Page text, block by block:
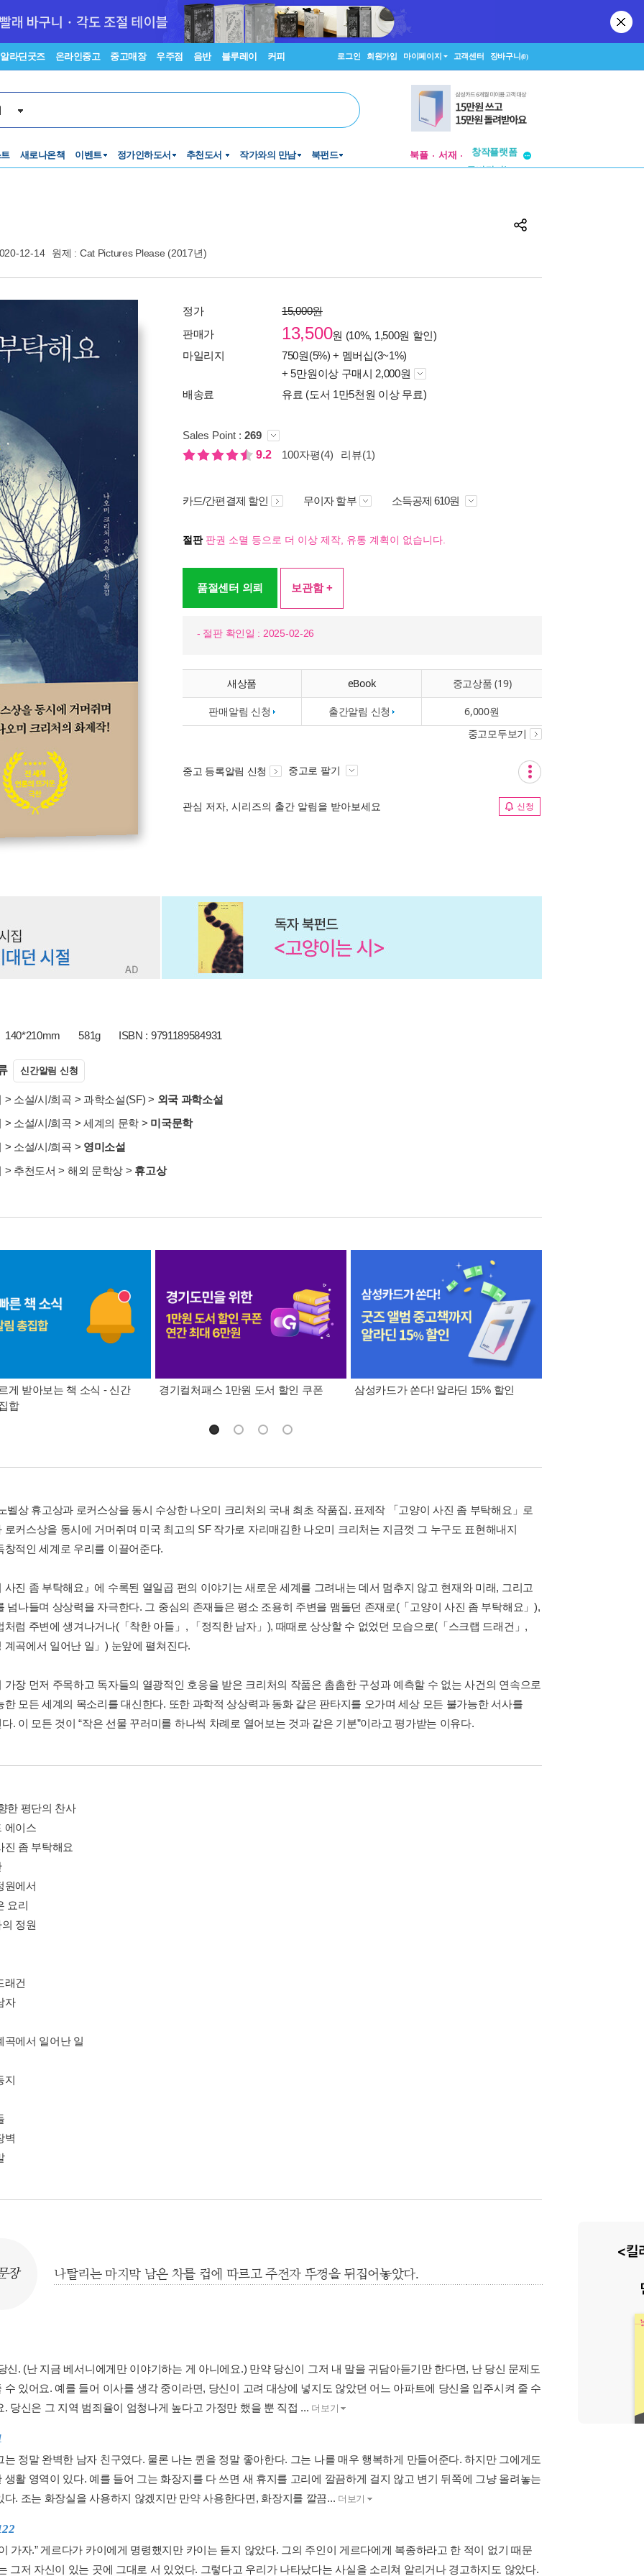
알라딘굿즈 온라인중고 중고매장 우주점 음반 블루레이 커피 로그인 회원가입 마이페이지 고객센터 장바구니(0)
새로나온책 이벤트 정가인하도서 추천도서 작가와의 만남 북펀드 북플 서재
투비컨티뉴드
12-14 원제 : Cat Pictures Please (2017년)
정가
15,000원
판매가
13,500원 (10%, 1,500원 할인)
마일리지
750원(5%) + 멤버십(3~1%)
+ 5만원이상 구매시 2,000원
배송료
유료 (도서 1만5천원 이상 무료)
Sales Point : 269
9.2
100자평(4) 리뷰(1)
카드/간편결제 할인 무이자 할부 소득공제 610원
절판판권 소멸 등으로 더 이상 제작, 유통 계획이 없습니다.
품절센터 의뢰 보관함 +
- 절판 확인일 : 2025-02-26
새상품 eBook 중고상품 (19)
판매알림 신청 출간알림 신청 6,000원
중고모두보기
중고 등록알림 신청 중고로 팔기
관심 저자, 시리즈의 출간 알림을 받아보세요 신청
140*210mm 581g ISBN : 9791189584931
신간알림 신청
> 소설/시/희곡 > 과학소설(SF) > 외국 과학소설
> 소설/시/희곡 > 세계의 문학 > 미국문학
> 소설/시/희곡 > 영미소설
> 추천도서 > 해외 문학상 > 휴고상
게 받아보는 책 소식 - 신간
합
경기컬처패스 1만원 도서 할인 쿠폰 삼성카드가 쏜다! 알라딘 15% 할인
벨상 휴고상과 로커스상을 동시 수상한 나오미 크리처의 국내 최초 작품집. 표제작 「고양이 사진 좀 부탁해요」로
로커스상을 동시에 거머쥐며 미국 최고의 SF 작가로 자리매김한 나오미 크리처는 지금껏 그 누구도 표현해내지
창적인 세계로 우리를 이끌어준다.
사진 좀 부탁해요』에 수록된 열일곱 편의 이야기는 새로운 세계를 그려내는 데서 멈추지 않고 현재와 미래, 그리고
넘나들며 상상력을 자극한다. 그 중심의 존재들은 평소 조용히 주변을 맴돌던 존재로(「고양이 사진 좀 부탁해요」),
처럼 주변에 생겨나거나(「착한 아들」, 「정직한 남자」), 때때로 상상할 수 없었던 모습으로(「스크랩 드래건」,
계곡에서 일어난 일」) 눈앞에 펼쳐진다.
가장 먼저 주목하고 독자들의 열광적인 호응을 받은 크리처의 작품은 촘촘한 구성과 예측할 수 없는 사건의 연속으로
한 모든 세계의 목소리를 대신한다. 또한 과학적 상상력과 동화 같은 판타지를 오가며 세상 모든 불가능한 서사를
. 이 모든 것이 “작은 선물 꾸러미를 하나씩 차례로 열어보는 것과 같은 기분”이라고 평가받는 이유다.
한 평단의 찬사
에이스
진 좀 부탁해요
원에서
요리
정원
래건
자
곡에서 일어난 일
지
벽
장 나탈리는 마지막 남은 차를 컵에 따르고 주전자 뚜껑을 뒤집어놓았다.
신. (난 지금 베서니에게만 이야기하는 게 아니에요.) 만약 당신이 그저 내 말을 귀담아듣기만 한다면, 난 당신 문제도
수 있어요. 예를 들어 이사를 생각 중이라면, 당신이 고려 대상에 넣지도 않았던 어느 아파트에 당신을 입주시켜 줄 수
. 당신은 그 지역 범죄율이 엄청나게 높다고 가정만 했을 뿐 직접 ... 더보기
는 정말 완벽한 남자 친구였다. 물론 나는 퀸을 정말 좋아한다. 그는 나를 매우 행복하게 만들어준다. 하지만 그에게도
생활 영역이 있다. 예를 들어 그는 화장지를 다 쓰면 새 휴지를 고리에 깔끔하게 걸지 않고 변기 뒤쪽에 그냥 올려놓는
다. 조는 화장실을 사용하지 않겠지만 만약 사용한다면, 화장지를 깔끔... 더보기
가자.” 게르다가 카이에게 명령했지만 카이는 듣지 않았다. 그의 주인이 게르다에게 복종하라고 한 적이 없기 때문
그저 자신이 있는 곳에 그대로 서 있었다. 그렇다고 우리가 나타났다는 사실을 소리쳐 알리거나 경고하지도 않았다.